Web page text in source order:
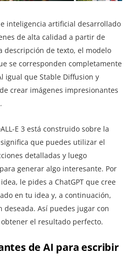
inteligencia artificial desarrollado
de alta calidad a partir de
descripción de texto, el modelo
se corresponden completamente
igual que Stable Diffusion y
crear imágenes impresionantes
E 3 está construido sobre la
que puedes utilizar el
detalladas y luego
generar algo interesante. Por
le pides a ChatGPT que cree
en tu idea y, a continuación,
deseada. Así puedes jugar con
el resultado perfecto.
de AI para escribir